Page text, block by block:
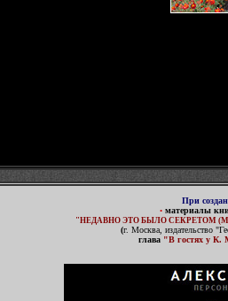
При
• материалы
"НЕДАВНО ЭТО БЫЛО СЕКРЕТОМ
(г. Москва, издательство
глава "В гостях у К.